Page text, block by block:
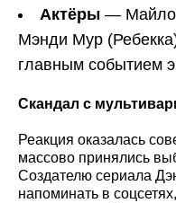
Актёры — Майло
Мэнди Мур
главным событием
Скандал с
Реакция оказалась
массово принялись
Создателю сериала
напоминать в